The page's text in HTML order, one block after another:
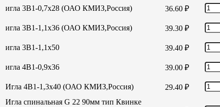
игла 3В1-0,7х28 (ОАО КМИЗ,Россия) 36.60 ₽
игла 3В1-1,1х36 (ОАО КМИЗ,Россия) 39.30 ₽
игла 3В1-1,1х50 39.40 ₽
игла 4В1-0,9х36 39.00 ₽
Игла 4В1-1,3х40 (ОАО КМИЗ,Россия) 29.40 ₽
Игла спинальная G 22 90мм тип Квинке